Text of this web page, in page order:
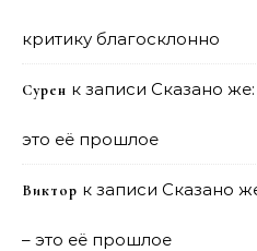
критику благосклонно
Сурен к записи Сказано
это её прошлое
Виктор к записи Сказано
– это её прошлое